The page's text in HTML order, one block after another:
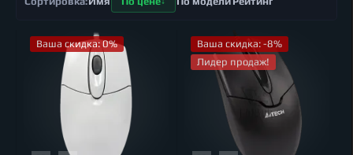
Ваша скидка: 0%
Ваша скидка: -8%
Лидер продаж!